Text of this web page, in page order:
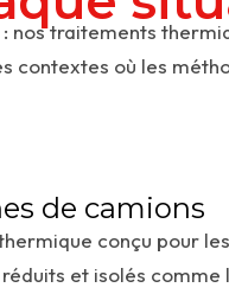
traitements
contextes où les
de camions
conçu pour les
et isolés comme